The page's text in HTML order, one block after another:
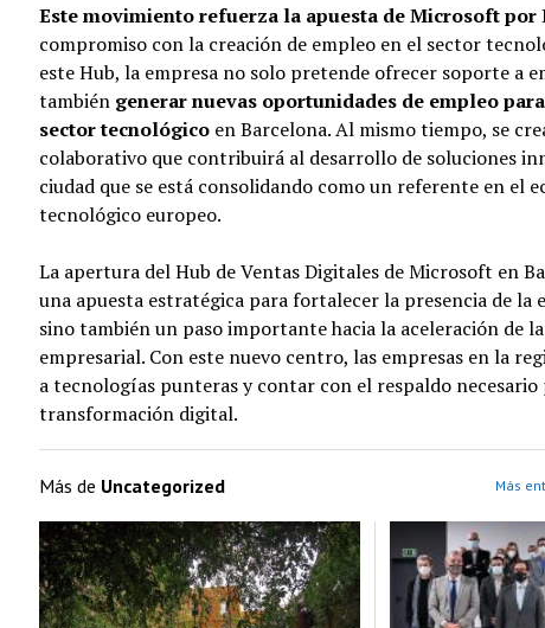
Este movimiento refuerza la apuesta de Microsoft por
compromiso con la creación de empleo en el sector
este Hub, la empresa no solo pretende ofrecer soporte a
también generar nuevas oportunidades de empleo
sector tecnológicoen Barcelona. Al mismo tiempo, se
colaborativo que contribuirá al desarrollo de soluciones
ciudad que se está consolidando como un referente en el
tecnológico europeo.
La apertura del Hub de Ventas Digitales de Microsoft en
una apuesta estratégica para fortalecer la presencia de la
sino también un paso importante hacia la aceleración de
empresarial. Con este nuevo centro, las empresas en la
a tecnologías punteras y contar con el respaldo necesario
transformación digital.
Más de Uncategorized Más